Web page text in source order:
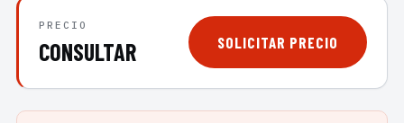
PRECIO
CONSULTAR SOLICITAR PRECIO